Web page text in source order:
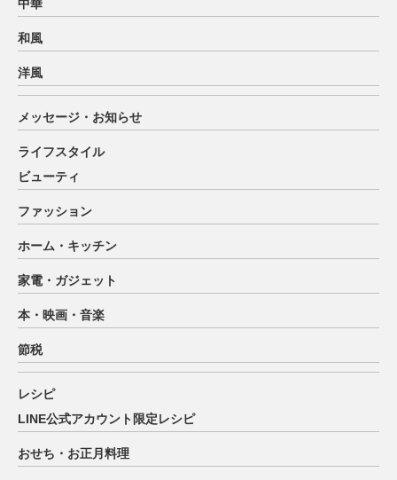
中華
和風
洋風
メッセージ・お知らせ
ライフスタイル
ビューティ
ファッション
ホーム・キッチン
家電・ガジェット
本・映画・音楽
節税
レシピ
LINE公式アカウント限定レシピ
おせち・お正月料理